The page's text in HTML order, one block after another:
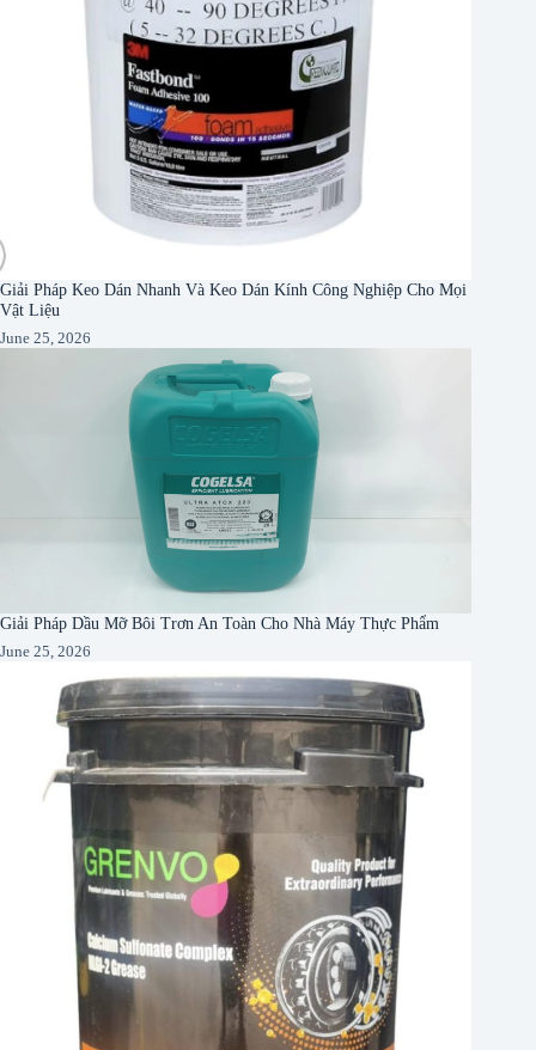
Giải Pháp Keo Dán Nhanh Và Keo Dán Kính Công Nghiệp Cho Mọi
Vật Liệu
June 25, 2026
Giải Pháp Dầu Mỡ Bôi Trơn An Toàn Cho Nhà Máy Thực Phẩm
June 25, 2026